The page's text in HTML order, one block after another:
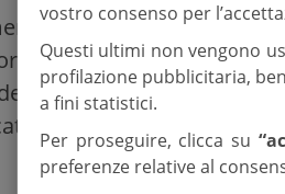
imponente: tre
fianco a fianco con
Protezione Civile per
nel gelo.
vostro consenso per
Questi ultimi non vengono
profilazione pubblicitaria,
a fini statistici.
Per proseguire, clicca su
preferenze relative al